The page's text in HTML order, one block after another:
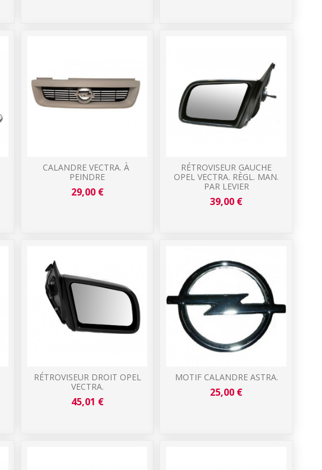
CALANDRE VECTRA. À
PEINDRE
29,00 €
RÉTROVISEUR GAUCHE
OPEL VECTRA. RÈGL. MAN.
PAR LEVIER
39,00 €
RÉTROVISEUR DROIT OPEL
VECTRA.
45,01 €
MOTIF CALANDRE ASTRA.
25,00 €